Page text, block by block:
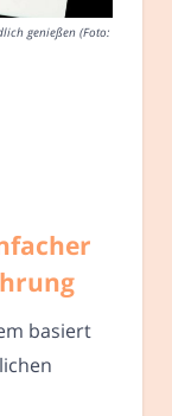
genießen (Foto:
basiert